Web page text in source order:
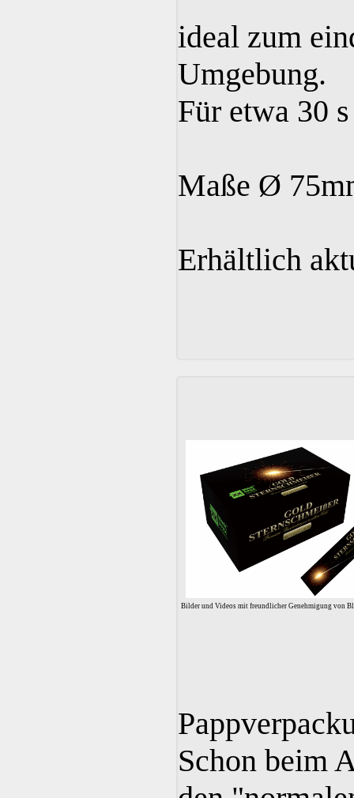
ideal zum
Umgebung.
Für etwa 30
Maße Ø
Erhältlich
Bilder und Videos mit freundlicher Genehmigung von
Schon beim